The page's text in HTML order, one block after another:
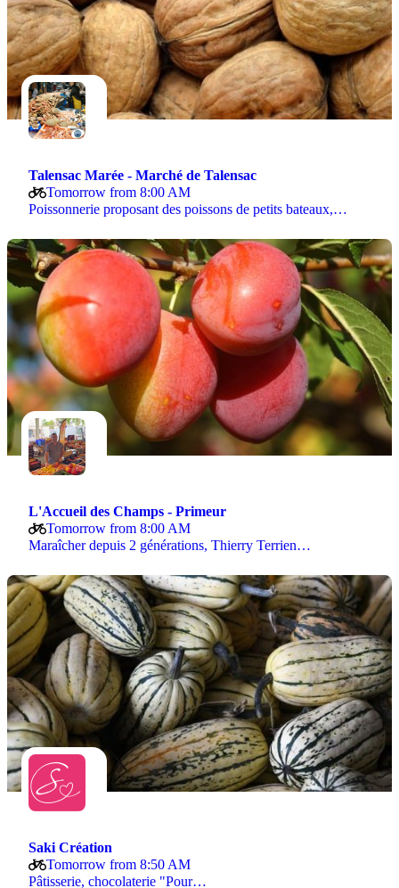
Talensac Marée - Marché de Talensac
Tomorrow from 8:00 AM
Poissonnerie proposant des poissons de petits bateaux,…
L'Accueil des Champs - Primeur
Tomorrow from 8:00 AM
Maraîcher depuis 2 générations, Thierry Terrien…
Saki Création
Tomorrow from 8:50 AM
Pâtisserie, chocolaterie "Pour…